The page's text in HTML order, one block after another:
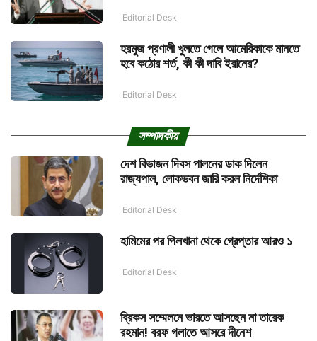
Editorial Desk
হরমুজ প্রণালী খুলতে গেলে আমেরিকাকে মানতে
হবে কঠোর শর্ত, কী কী দাবি ইরানের?
Editorial Desk
সম্পাদকীয়
দেশ বিভাজন দিবস পালনের ডাক দিলেন
রাজ্যপাল, লোকভবন জারি করল নির্দেশিকা
Editorial Desk
হামিমের পর পিলখানা থেকে গ্রেপ্তার আরও ১
Editorial Desk
ব্রিকস সম্মেলনে ভারতে আসছেন না তারেক
রহমান! বরফ গলাতে আসরে দীনেশ